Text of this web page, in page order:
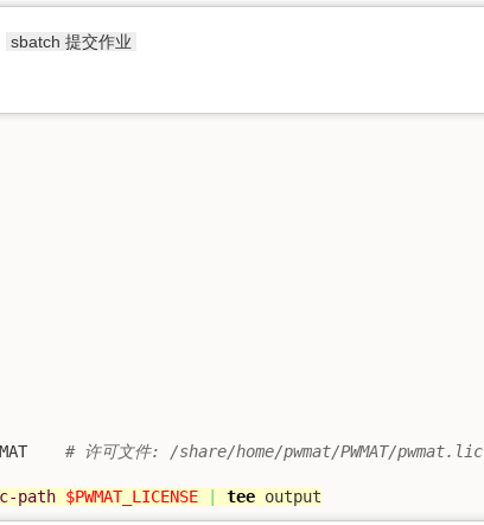
sbatch 提交作业
# 许可文件: /share/home/pwmat/PWMAT/pwmat.lic
path $PWMAT_LICENSE tee output